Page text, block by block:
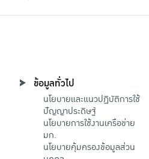
ข้อมูลทั่วไป
นโยบายและแนวปฏิบัติการใช้
ปัญญาประดิษฐ์
นโยบายการใช้งานเครือข่าย
มก.
นโยบายคุ้มครองข้อมูลส่วน